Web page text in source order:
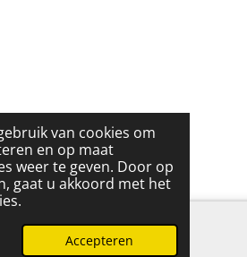
van cookies om
en op maat
weer te geven. Door op
gaat u akkoord met het
Accepteren
E-mailadres